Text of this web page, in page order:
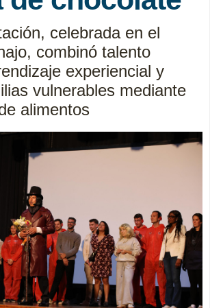
celebrada en el
combinó talento
experiencial y
vulnerables mediante
alimentos